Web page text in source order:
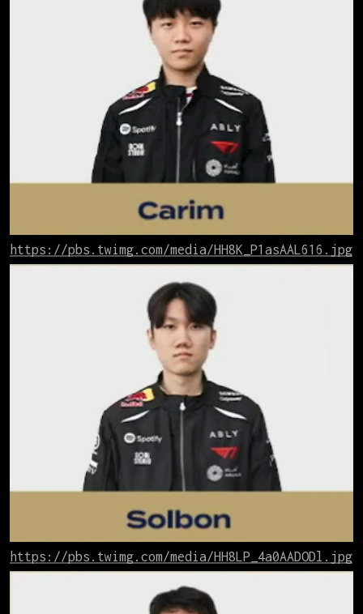
https://pbs.twimg.com/media/HH8K_P1asAAL616.jpg
https://pbs.twimg.com/media/HH8LP_4a0AADODl.jpg